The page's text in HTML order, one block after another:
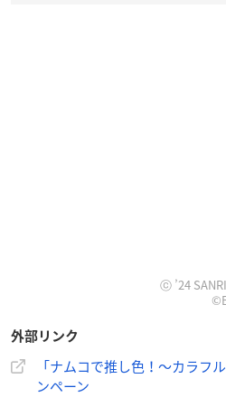
ⓒ ’24
外部リンク
「ナムコで推し色！～カラフ
ンペーン